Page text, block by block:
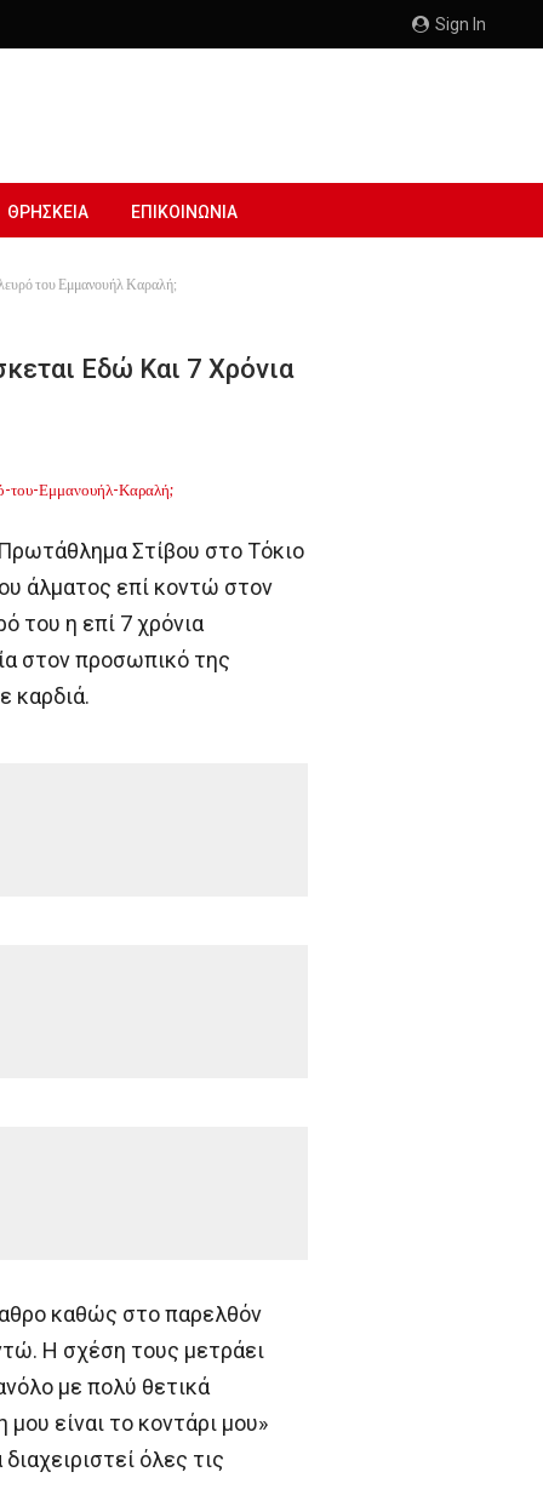
Sign In
ΘΡΗΣΚΕΙΑ ΕΠΙΚΟΙΝΩΝΙΑ
του Εμμανουήλ Καραλή;
Εδώ Και 7 Χρόνια
Στίβου στο Τόκιο
άλματος επί κοντώ στον
του η επί 7 χρόνια
στον προσωπικό της
καρδιά.
καθώς στο παρελθόν
Η σχέση τους μετράει
με πολύ θετικά
είναι το κοντάρι μου»
όλες τις